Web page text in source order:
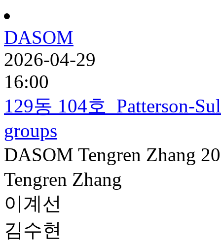
DASOM
2026-04-29
16:00
129동 104호 Patterson-
groups
DASOM Tengren Zhang
Tengren Zhang
이계선
김수현